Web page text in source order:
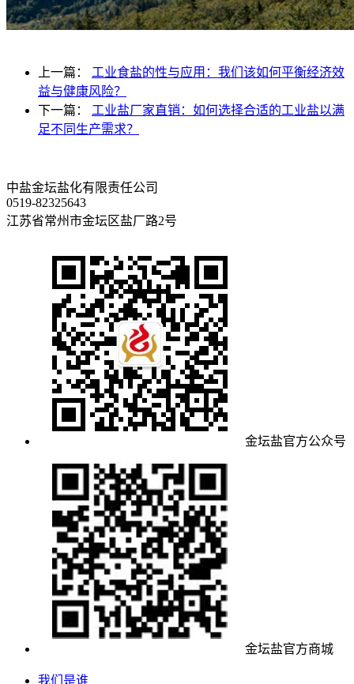
上一篇： 工业食盐的性与应用：我们该如何平衡经济效
益与健康风险？
下一篇： 工业盐厂家直销：如何选择合适的工业盐以满
足不同生产需求？
中盐金坛盐化有限责任公司
0519-82325643
江苏省常州市金坛区盐厂路2号
金坛盐官方公众号
金坛盐官方商城
我们是谁